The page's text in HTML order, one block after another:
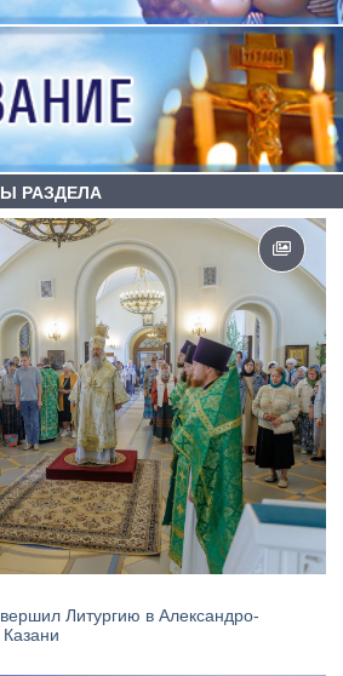
РАЗДЕЛА
Литургию в Александро-